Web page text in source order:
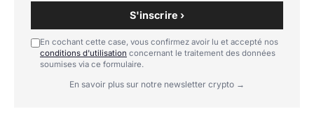
S'inscrire ›
En cochant cette case, vous confirmez avoir lu et accepté nos
conditions d'utilisation concernant le traitement des données
soumises via ce formulaire.
En savoir plus sur notre newsletter crypto →